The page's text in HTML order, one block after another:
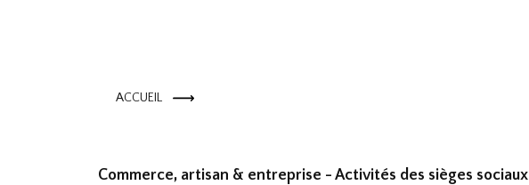
ACCUEIL
Commerce, artisan & entreprise - Activités des sièges sociaux